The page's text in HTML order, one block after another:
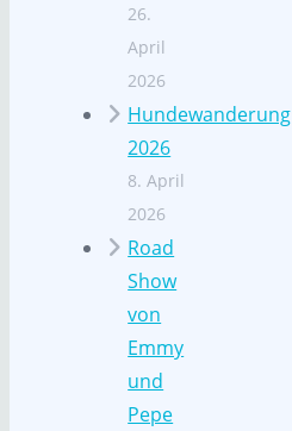
26.
April
2026
Hundewanderung
2026
8. April
2026
Road
Show
von
Emmy
und
Pepe